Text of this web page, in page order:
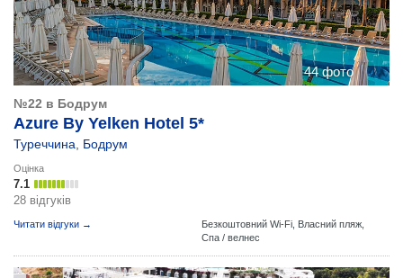
44 фото
№22 в Бодрум
Azure By Yelken Hotel 5*
Туреччина Бодрум
Оцінка
7.1
28 відгуків
Читати відгуки → Безкоштовний Wi-Fi, Власний пляж,
Спа / велнес